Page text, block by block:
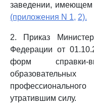
заведении, имеющем
(приложения N 1, 2).
2. Приказ
Федерации от
форм справки-
утратившим силу.